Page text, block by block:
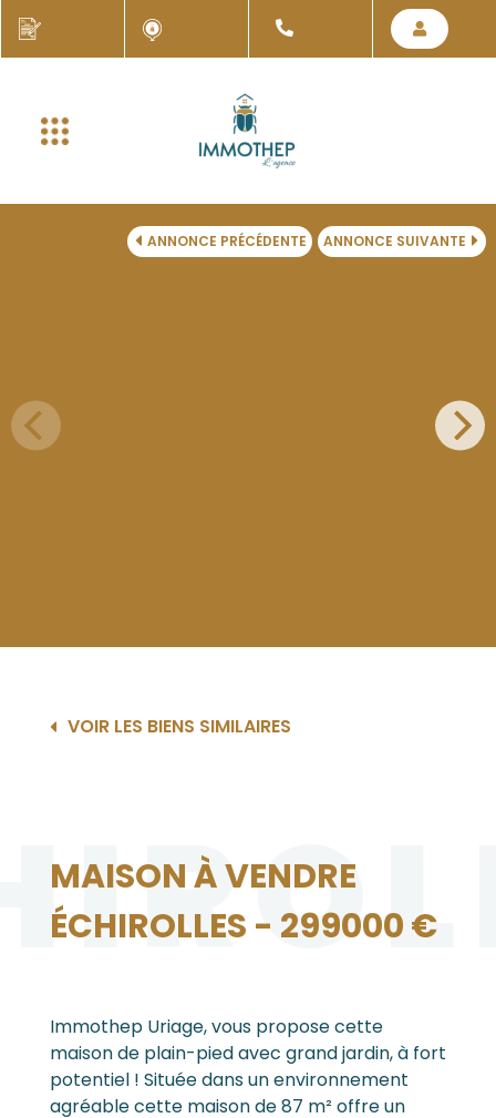
ANNONCE PRÉCÉDENTE ANNONCE SUIVANTE
VOIR LES BIENS SIMILAIRES
MAISON À VENDRE
ÉCHIROLLES - 299000 €
Immothep Uriage, vous propose cette
maison de plain-pied avec grand jardin, à fort
potentiel ! Située dans un environnement
agréable cette maison de 87 m² offre un